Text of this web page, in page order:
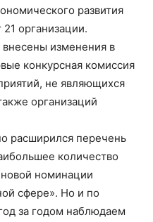
развития
21 организации.
изменения в
конкурсная комиссия
не являющихся
организаций
расширился перечень
количество
новой номинации
сфере». Но и по
за годом наблюдаем